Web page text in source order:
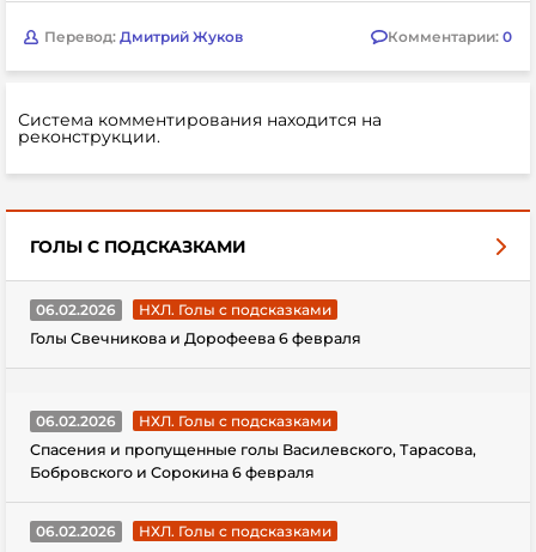
Перевод: Дмитрий Жуков Комментарии: 0
Система комментирования находится на
реконструкции.
ГОЛЫ С ПОДСКАЗКАМИ
06.02.2026
НХЛ. Голы с подсказками
Голы Свечникова и Дорофеева 6 февраля
06.02.2026
НХЛ. Голы с подсказками
Спасения и пропущенные голы Василевского, Тарасова,
Бобровского и Сорокина 6 февраля
06.02.2026
НХЛ. Голы с подсказками